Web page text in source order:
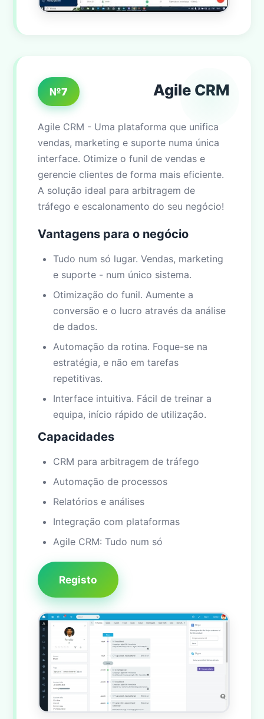
№7 Agile CRM
Agile CRM - Uma plataforma que unifica
vendas, marketing e suporte numa única
interface. Otimize o funil de vendas e
gerencie clientes de forma mais eficiente.
A solução ideal para arbitragem de
tráfego e escalonamento do seu negócio!
Vantagens para o negócio
Tudo num só lugar. Vendas, marketing
e suporte - num único sistema.
Otimização do funil. Aumente a
conversão e o lucro através da análise
de dados.
Automação da rotina. Foque-se na
estratégia, e não em tarefas
repetitivas.
Interface intuitiva. Fácil de treinar a
equipa, início rápido de utilização.
Capacidades
CRM para arbitragem de tráfego
Automação de processos
Relatórios e análises
Integração com plataformas
Agile CRM: Tudo num só
Registo